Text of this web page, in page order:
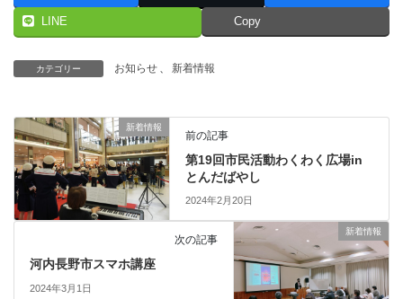
LINE Copy
カテゴリー お知らせ 新着情報
新着情報
前の記事
第19回市民活動わくわく広場in
とんだばやし
2024年2月20日
新着情報
次の記事
河内長野市スマホ講座
2024年3月1日